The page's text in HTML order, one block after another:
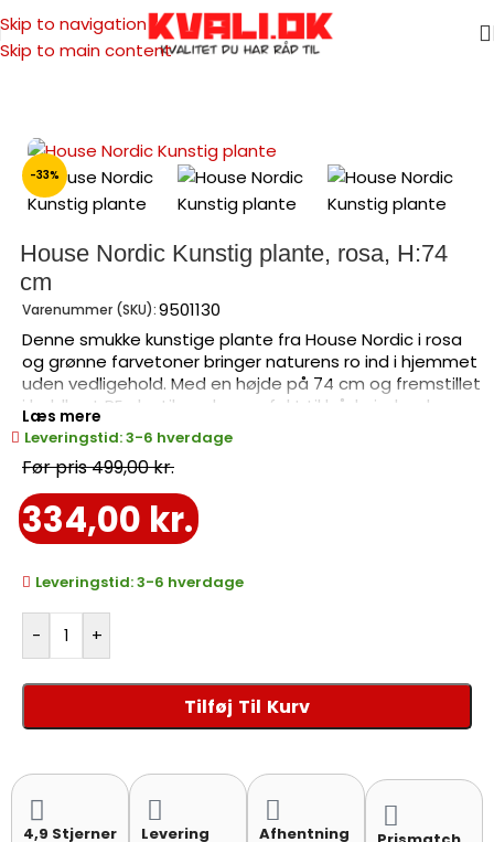
Skip to navigation
Skip to main content
Forside /Havemøbler/Kunstig plante
-33%
House Nordic Kunstig plante, rosa, H:74
cm
Varenummer (SKU):9501130
Denne smukke kunstige plante fra House Nordic i rosa
og grønne farvetoner bringer naturens ro ind i hjemmet
uden vedligehold. Med en højde på 74 cm og fremstillet
i holdbart PE plastik er den perfekt til både indendørs
brug og som supplement til havemøbler på terrassen.
Planten leveres færdig samlet og kræver ingen pleje –
ideel til travle hverdage.
Læs mere
Leveringstid: 3-6 hverdage
499,00kr.
334,00 kr.
Leveringstid: 3-6 hverdage
- +
Tilføj Til Kurv
4,9 Stjerner
Levering
Afhentning